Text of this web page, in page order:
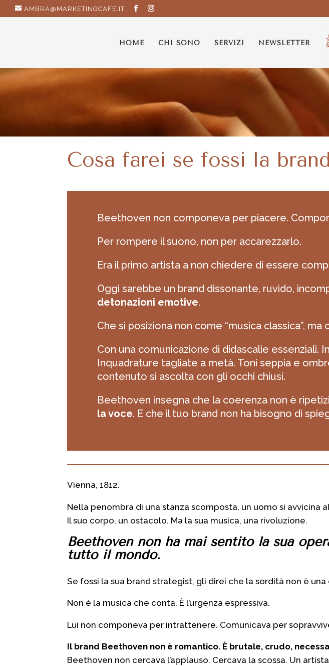
AMBRA@MARKETINGCAFE.IT
HOME CHI SONO SERVIZI NEWSLETTER
Cosa farei se fossi la
Beethoven non componeva per piacere.
Per rompere il suono, non per accarezzarlo.
Era il primo artista a non chiedere di essere
Oggi sarebbe un brand dissonante, ruvido,
detonazioni emotive.
Che si posiziona non come “musica classica”, ma
Con una comunicazione di didascalie
Inquadrature tagliate a metà. Toni seppia e
contenuto si ascolta con gli occhi chiusi.
Beethoven insegna che la coerenza non è
la voce. E che il tuo brand non ha bisogno di
Vienna, 1812.
Nella penombra di una stanza scomposta, un uomo si avvicina
Il suo corpo, un ostacolo. Ma la sua musica, una rivoluzione.
Beethoven non ha mai sentito la sua
tutto il mondo.
Se fossi la sua brand strategist, gli direi che la sordità non è una
Non è la musica che conta. È l’urgenza espressiva.
Lui non componeva per intrattenere. Comunicava per
Il brand Beethoven non è romantico. È brutale, crudo,
Beethoven non cercava l’applauso. Cercava la scossa. Un